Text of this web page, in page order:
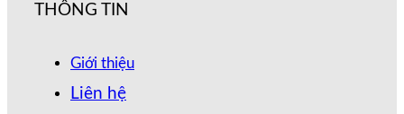
THÔNG TIN
Giới thiệu
Liên hệ